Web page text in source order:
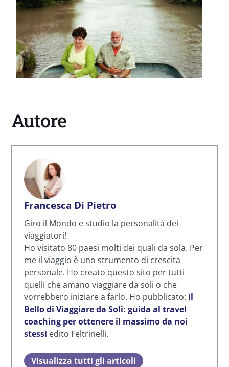
Autore
Francesca Di Pietro
Giro il Mondo e studio la personalità dei
viaggiatori!
Ho visitato 80 paesi molti dei quali da sola. Per
me il viaggio è uno strumento di crescita
personale. Ho creato questo sito per tutti
quelli che amano viaggiare da soli o che
vorrebbero iniziare a farlo. Ho pubblicato: Il
Bello di Viaggiare da Soli: guida al travel
coaching per ottenere il massimo da noi
stessi edito Feltrinelli.
Visualizza tutti gli articoli